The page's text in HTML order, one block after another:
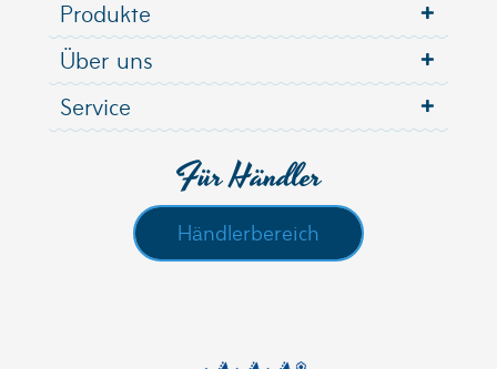
Produkte
Über uns
Service
Für Händler
Händlerbereich